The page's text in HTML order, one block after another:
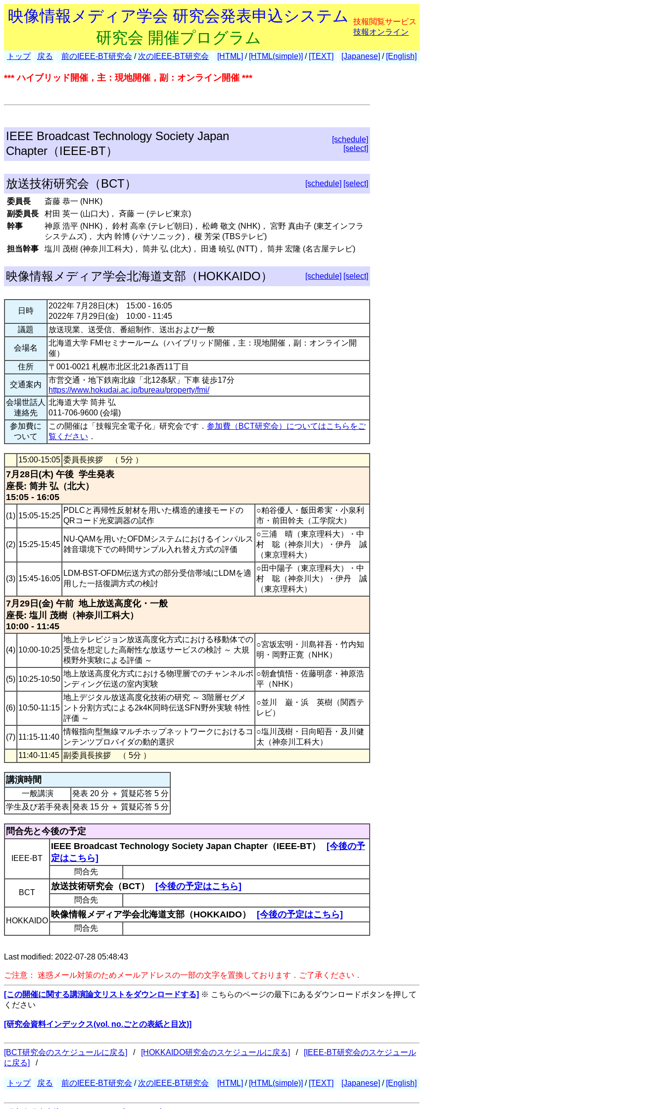
映像情報メディア学会 研究会発表申込システム
研究会 開催プログラム
技報閲覧サービス
技報オンライン
トップ 戻る 前のIEEE-BT研究会 / 次のIEEE-BT研究会 [HTML] / [HTML(simple)] / [TEXT] [Japanese] / [English]
*** ハイブリッド開催，主：現地開催，副：オンライン開催 ***
IEEE Broadcast Technology Society Japan
Chapter（IEEE-BT）
[schedule]
[select]
放送技術研究会（BCT） [schedule] [select]
委員長
斎藤 恭一 (NHK)
副委員長
村田 英一 (山口大)， 斉藤 一 (テレビ東京)
幹事
神原 浩平 (NHK)， 鈴村 高幸 (テレビ朝日)， 松﨑 敬文 (NHK)， 宮野 真由子 (東芝インフラ
システムズ)， 大内 幹博 (パナソニック)， 榎 芳栄 (TBSテレビ)
担当幹事
塩川 茂樹 (神奈川工科大)， 筒井 弘 (北大)， 田邊 暁弘 (NTT)， 筒井 宏隆 (名古屋テレビ)
映像情報メディア学会北海道支部（HOKKAIDO） [schedule] [select]
日時
2022年 7月28日(木) 15:00 - 16:05
2022年 7月29日(金) 10:00 - 11:45
議題
放送現業、送受信、番組制作、送出および一般
会場名
北海道大学 FMIセミナールーム（ハイブリッド開催，主：現地開催，副：オンライン開
催）
住所
〒001-0021 札幌市北区北21条西11丁目
交通案内
市営交通・地下鉄南北線「北12条駅」下車 徒歩17分
https://www.hokudai.ac.jp/bureau/property/fmi/
会場世話人
連絡先
北海道大学 筒井 弘
011-706-9600 (会場)
参加費に
ついて
この開催は「技報完全電子化」研究会です． 参加費（BCT研究会）についてはこちらをご
覧ください ．
15:00-15:05 委員長挨拶 （ 5分 ）
7月28日(木) 午後 学生発表
座長: 筒井 弘（北大）
15:05 - 16:05
(1) 15:05-15:25
PDLCと再帰性反射材を用いた構造的連接モードの
QRコード光変調器の試作
○粕谷優人・飯田希実・小泉利
市・前田幹夫（工学院大）
(2) 15:25-15:45
NU-QAMを用いたOFDMシステムにおけるインパルス
雑音環境下での時間サンプル入れ替え方式の評価
○三浦 晴（東京理科大）・中
村 聡（神奈川大）・伊丹 誠
（東京理科大）
(3) 15:45-16:05
LDM-BST-OFDM伝送方式の部分受信帯域にLDMを適
用した一括復調方式の検討
○田中陽子（東京理科大）・中
村 聡（神奈川大）・伊丹 誠
（東京理科大）
7月29日(金) 午前 地上放送高度化・一般
座長: 塩川 茂樹（神奈川工科大）
10:00 - 11:45
(4) 10:00-10:25
地上テレビジョン放送高度化方式における移動体での
受信を想定した高耐性な放送サービスの検討 ～ 大規
模野外実験による評価 ～
○宮坂宏明・川島祥吾・竹内知
明・岡野正寛（NHK）
(5) 10:25-10:50
地上放送高度化方式における物理層でのチャンネルボ
ンディング伝送の室内実験
○朝倉慎悟・佐藤明彦・神原浩
平（NHK）
(6) 10:50-11:15
地上デジタル放送高度化技術の研究 ～ 3階層セグメ
ント分割方式による2k4K同時伝送SFN野外実験 特性
評価 ～
○並川 巌・浜 英樹（関西テ
レビ）
(7) 11:15-11:40
情報指向型無線マルチホップネットワークにおけるコ
ンテンツプロバイダの動的選択
○塩川茂樹・日向昭吾・及川健
太（神奈川工科大）
11:40-11:45 副委員長挨拶 （ 5分 ）
講演時間
一般講演
発表 20 分 ＋ 質疑応答 5 分
学生及び若手発表 発表 15 分 ＋ 質疑応答 5 分
問合先と今後の予定
IEEE-BT
IEEE Broadcast Technology Society Japan Chapter（IEEE-BT）
[今後の予
定はこちら]
問合先
BCT
放送技術研究会（BCT） [今後の予定はこちら]
問合先
HOKKAIDO
映像情報メディア学会北海道支部（HOKKAIDO） [今後の予定はこちら]
問合先
Last modified: 2022-07-28 05:48:43
ご注意： 迷惑メール対策のためメールアドレスの一部の文字を置換しております．ご了承ください．
[この開催に関する講演論文リストをダウンロードする] ※ こちらのページの最下にあるダウンロードボタンを押して
ください
[研究会資料インデックス(vol. no.ごとの表紙と目次)]
[BCT研究会のスケジュールに戻る] / [HOKKAIDO研究会のスケジュールに戻る] /
[IEEE-BT研究会のスケジュール
に戻る]
/
トップ 戻る 前のIEEE-BT研究会 / 次のIEEE-BT研究会 [HTML] / [HTML(simple)] / [TEXT] [Japanese] / [English]